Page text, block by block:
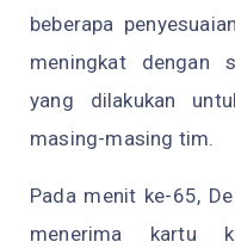
beberapa
meningkat dengan
yang dilakukan
masing-masing tim.
Pada menit ke-65,
menerima kartu